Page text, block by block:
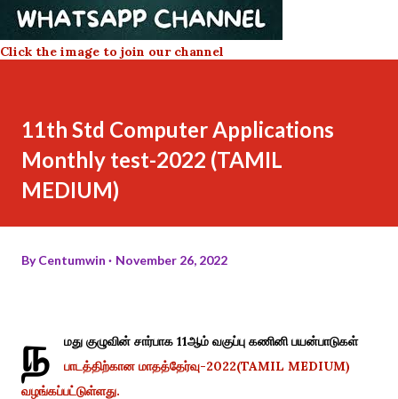
Click the image to join our channel
11th Std Computer Applications
Monthly test-2022 (TAMIL
MEDIUM)
ByCentumwin November 26, 2022
ந
மது குழுவின் சார்பாக 11ஆம் வகுப்பு கணினி பயன்பாடுகள்
பாடத்திற்கான மாதத்தேர்வு-2022(TAMIL MEDIUM)
வழங்கப்பட்டுள்ளது.